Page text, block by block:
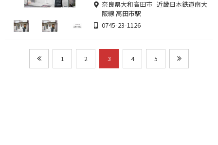
奈良県大和高田市 近畿日本鉄道南大
阪線 高田市駅
0745-23-1126
1 2 3 4 5